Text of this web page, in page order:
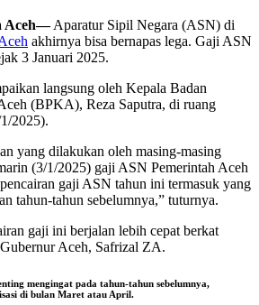
Aceh—Aparatur Sipil Negara (ASN) di
akhirnya bisa bernapas lega. Gaji ASN
3 Januari 2025.
langsung oleh Kepala Badan
(BPKA), Reza Saputra, di ruang
2025).
yang dilakukan oleh masing-masing
(3/1/2025) gaji ASN Pemerintah Aceh
gaji ASN tahun ini termasuk yang
tahun-tahun sebelumnya,” tuturnya.
gaji ini berjalan lebih cepat berkat
Aceh, Safrizal ZA.
mengingat pada tahun-tahun sebelumnya,
di bulan Maret atau April.